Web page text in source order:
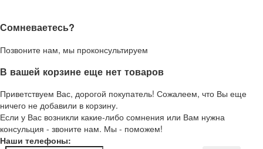
Сомневаетесь?
Позвоните нам, мы проконсультируем
В вашей корзине еще нет товаров
Приветствуем Вас, дорогой покупатель! Сожалеем, что Вы еще
ничего не добавили в корзину.
Если у Вас возникли какие-либо сомнения или Вам нужна
консульция - звоните нам. Мы - поможем!
Наши телефоны: